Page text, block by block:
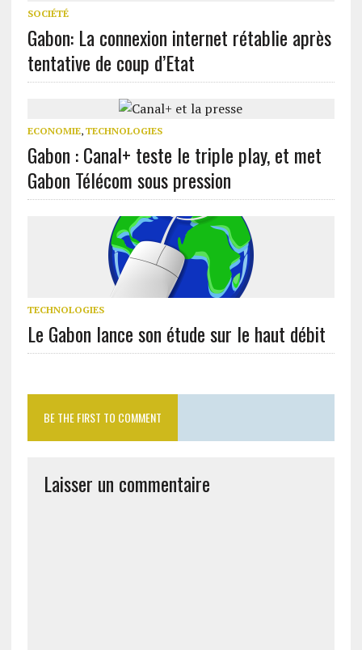
SOCIÉTÉ
Gabon: La connexion internet rétablie après
tentative de coup d’Etat
ECONOMIE, TECHNOLOGIES
Gabon : Canal+ teste le triple play, et met
Gabon Télécom sous pression
TECHNOLOGIES
Le Gabon lance son étude sur le haut débit
BE THE FIRST TO COMMENT
Laisser un commentaire